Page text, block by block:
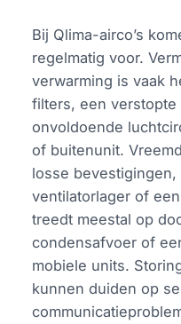
Bij Qlima-airco’s
regelmatig voor.
verwarming is vaak
filters, een
onvoldoende
of buitenunit.
losse
ventilatorlager of
treedt meestal op
condensafvoer of
mobiele units.
kunnen duiden op